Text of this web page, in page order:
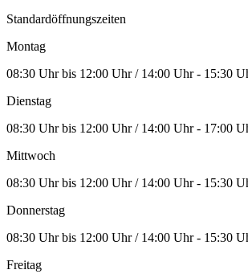
Standardöffnungszeiten
Montag
08:30 Uhr bis 12:00 Uhr / 14:00 Uhr - 15:30
Dienstag
08:30 Uhr bis 12:00 Uhr / 14:00 Uhr - 17:00
Mittwoch
08:30 Uhr bis 12:00 Uhr / 14:00 Uhr - 15:30
Donnerstag
08:30 Uhr bis 12:00 Uhr / 14:00 Uhr - 15:30
Freitag